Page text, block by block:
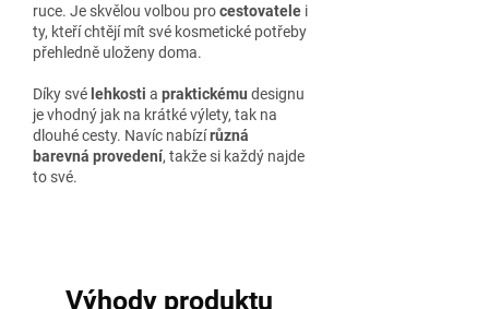
ruce. Je skvělou volbou procestovatele i
ty, kteří chtějí mít své kosmetické potřeby
přehledně uloženy doma.
Díky své lehkosti a praktickému designu
je vhodný jak na krátké výlety, tak na
dlouhé cesty. Navíc nabízírůzná
barevná provedení, takže si každý najde
to své.
Výhody produktu